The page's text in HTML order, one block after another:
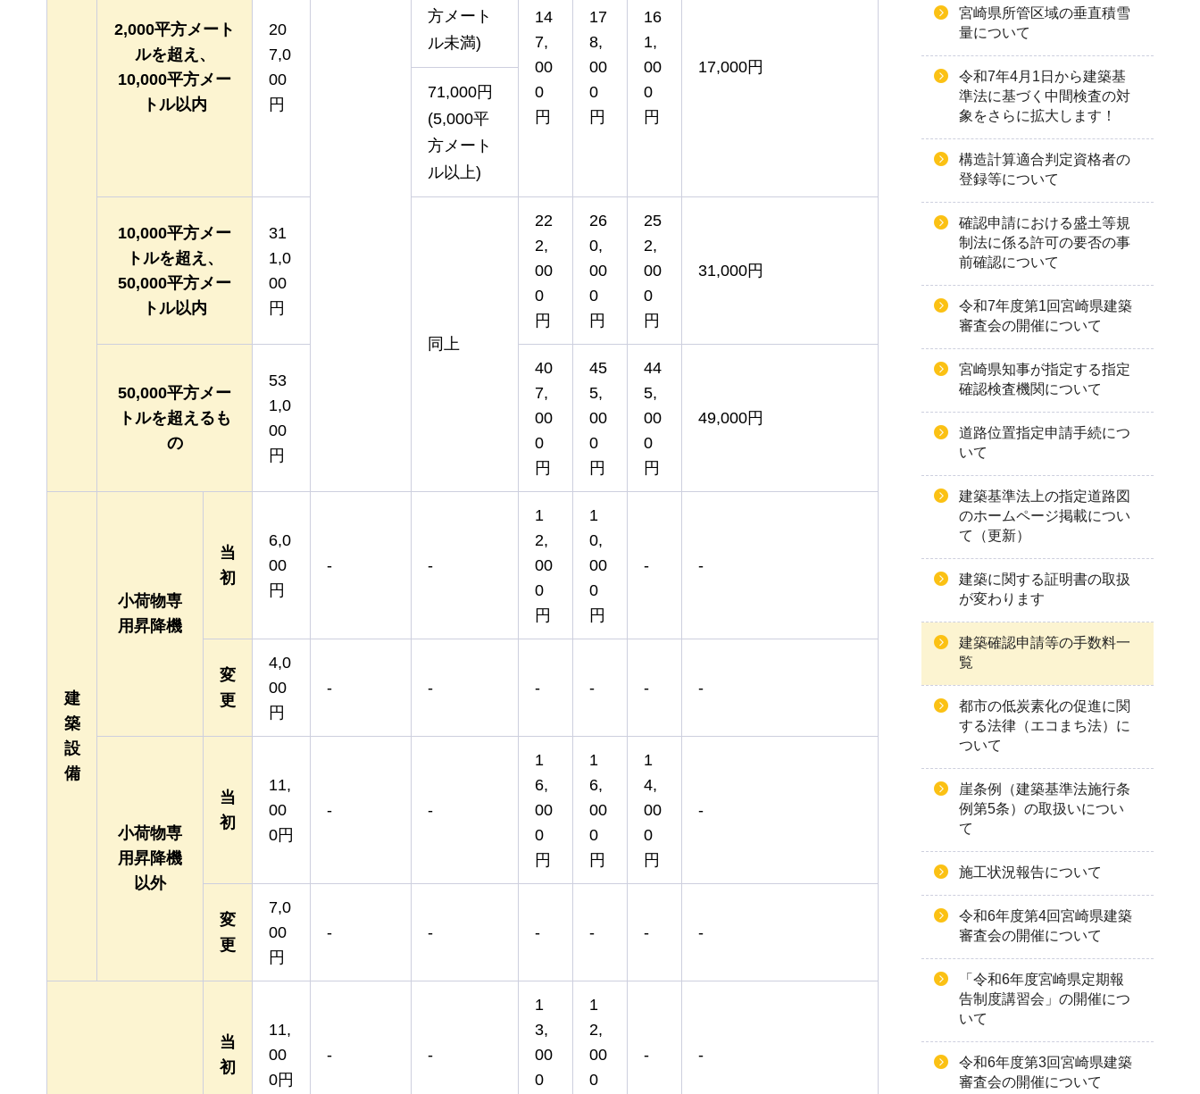
2,000平方メート
ルを超え、
10,000平方メー
トル以内
20
7,0
00
円
方メート
ル未満)
14
7,
00
0
円
17
8,
00
0
円
16
1,
00
0
円
17,000円
71,000円
(5,000平
方メート
ル以上)
10,000平方メー
トルを超え、
50,000平方メー
トル以内
31
1,0
00
円
同上
22
2,
00
0
円
26
0,
00
0
円
25
2,
00
0
円
31,000円
50,000平方メー
トルを超えるも
の
53
1,0
00
円
40
7,
00
0
円
45
5,
00
0
円
44
5,
00
0
円
49,000円
建
築
設
備
小荷物専
用昇降機
当
初
6,0
00
円
- -
1
2,
00
0
円
1
0,
00
0
円
- -
変
更
4,0
00
円
- - - - - -
小荷物専
用昇降機
以外
当
初
11,
00
0円
- -
1
6,
00
0
円
1
6,
00
0
円
1
4,
00
0
円
-
変
更
7,0
00
円
- - - - - -
当
初
11,
00
0円
- -
1
3,
00
0
1
2,
00
0
- -
宮崎県所管区域の垂直積雪
量について
令和7年4月1日から建築基
準法に基づく中間検査の対
象をさらに拡大します！
構造計算適合判定資格者の
登録等について
確認申請における盛土等規
制法に係る許可の要否の事
前確認について
令和7年度第1回宮崎県建築
審査会の開催について
宮崎県知事が指定する指定
確認検査機関について
道路位置指定申請手続につ
いて
建築基準法上の指定道路図
のホームページ掲載につい
て（更新）
建築に関する証明書の取扱
が変わります
建築確認申請等の手数料一
覧
都市の低炭素化の促進に関
する法律（エコまち法）に
ついて
崖条例（建築基準法施行条
例第5条）の取扱いについ
て
施工状況報告について
令和6年度第4回宮崎県建築
審査会の開催について
「令和6年度宮崎県定期報
告制度講習会」の開催につ
いて
令和6年度第3回宮崎県建築
審査会の開催について